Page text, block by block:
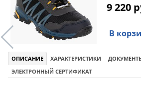
9 220
В
ОПИСАНИЕ ХАРАКТЕРИСТИКИ
ЭЛЕКТРОННЫЙ СЕРТИФИКАТ